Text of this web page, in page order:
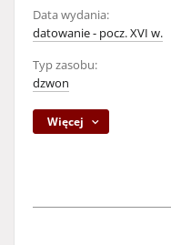
Data wydania:
datowanie - pocz. XVI w.
Typ zasobu:
dzwon
Więcej